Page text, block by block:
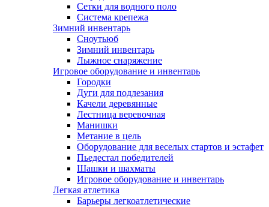
Сетки для водного поло
Система крепежа
Зимний инвентарь
Сноутьюб
Зимний инвентарь
Лыжное снаряжение
Игровое оборудование и инвентарь
Городки
Дуги для подлезания
Качели деревянные
Лестница веревочная
Манишки
Метание в цель
Оборудование для веселых стартов и эстафет
Пьедестал победителей
Шашки и шахматы
Игровое оборудование и инвентарь
Легкая атлетика
Барьеры легкоатлетические